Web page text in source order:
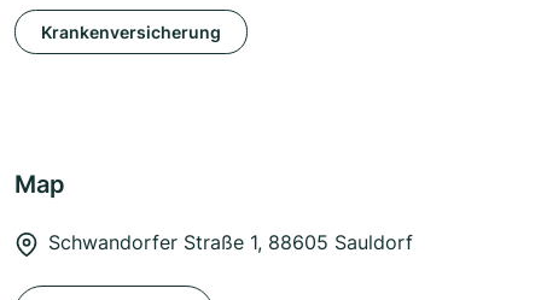
Krankenversicherung
Map
Schwandorfer Straße 1, 88605 Sauldorf